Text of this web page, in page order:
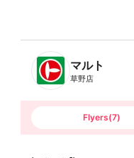
B
n
T
マルト
草野店
Flyers(7)